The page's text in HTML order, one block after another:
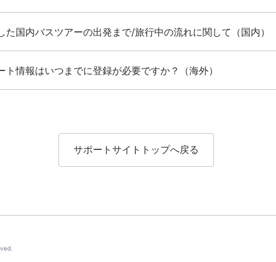
た国内バスツアーの出発まで/旅行中の流れに関して（国内）
ト情報はいつまでに登録が必要ですか？（海外）
サポートサイトトップへ戻る